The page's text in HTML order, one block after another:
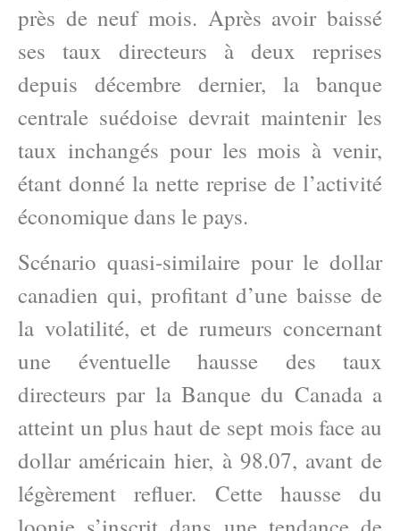
près de neuf mois. Après avoir baissé
ses taux directeurs à deux reprises
depuis décembre dernier, la banque
centrale suédoise devrait maintenir les
taux inchangés pour les mois à venir,
étant donné la nette reprise de l’activité
économique dans le pays.
Scénario quasi-similaire pour le dollar
canadien qui, profitant d’une baisse de
la volatilité, et de rumeurs concernant
une éventuelle hausse des taux
directeurs par la Banque du Canada a
atteint un plus haut de sept mois face au
dollar américain hier, à 98.07, avant de
légèrement refluer. Cette hausse du